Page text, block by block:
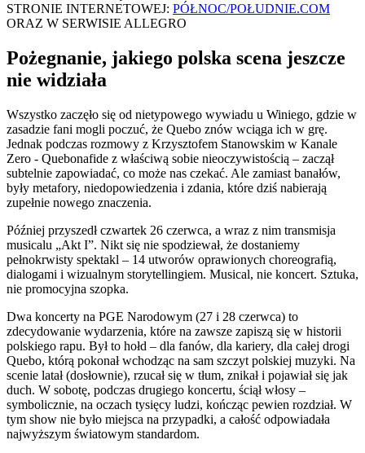
STRONIE INTERNETOWEJ: PÓŁNOC/POŁUDNIE.COM
ORAZ W SERWISIE ALLEGRO
Pożegnanie, jakiego polska scena jeszcze
nie widziała
Wszystko zaczęło się od nietypowego wywiadu u Winiego, gdzie w
zasadzie fani mogli poczuć, że Quebo znów wciąga ich w grę.
Jednak podczas rozmowy z Krzysztofem Stanowskim w Kanale
Zero - Quebonafide z właściwą sobie nieoczywistością – zaczął
subtelnie zapowiadać, co może nas czekać. Ale zamiast banałów,
były metafory, niedopowiedzenia i zdania, które dziś nabierają
zupełnie nowego znaczenia.
Później przyszedł czwartek 26 czerwca, a wraz z nim transmisja
musicalu „Akt I”. Nikt się nie spodziewał, że dostaniemy
pełnokrwisty spektakl – 14 utworów oprawionych choreografią,
dialogami i wizualnym storytellingiem. Musical, nie koncert. Sztuka,
nie promocyjna szopka.
Dwa koncerty na PGE Narodowym (27 i 28 czerwca) to
zdecydowanie wydarzenia, które na zawsze zapiszą się w historii
polskiego rapu. Był to hołd – dla fanów, dla kariery, dla całej drogi
Quebo, którą pokonał wchodząc na sam szczyt polskiej muzyki. Na
scenie latał (dosłownie), rzucał się w tłum, znikał i pojawiał się jak
duch. W sobotę, podczas drugiego koncertu, ściął włosy –
symbolicznie, na oczach tysięcy ludzi, kończąc pewien rozdział. W
tym show nie było miejsca na przypadki, a całość odpowiadała
najwyższym światowym standardom.